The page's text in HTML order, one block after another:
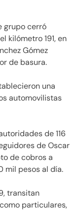
grupo cerró
kilómetro 191, en
Gómez
de basura.
una
automovilistas
de 116
de Oscar
de cobros a
mil pesos al día.
transitan
particulares,